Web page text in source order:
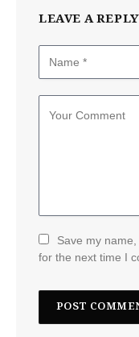
LEAVE A REPLY
Save my
for the next time I